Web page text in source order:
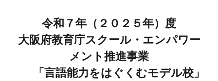
令和７年（２０２５年）度
大阪府教育庁スクール・エンパワー
メント推進事業
「言語能力をはぐくむモデル校」